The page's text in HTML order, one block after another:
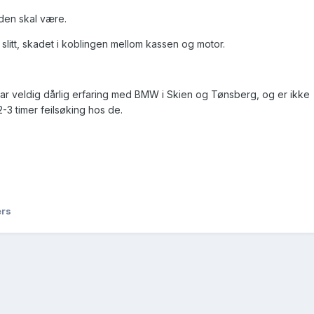
skal være.
skadet i koblingen mellom kassen og motor.
veldig dårlig erfaring med BMW i Skien og Tønsberg, og er ikke
3 timer feilsøking hos de.